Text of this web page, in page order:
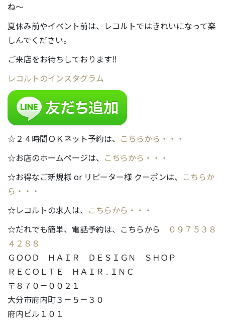
ね～
夏休み前やイベント前は、レコルトではきれいになって楽
しんでください。
ご来店をお待ちしております‼
レコルトのインスタグラム
☆２４時間ＯＫネット予約は、 こちらから・・・
☆お店のホームページは、 こちらから・・・
☆お得なご新規様 or リピーター様 クーポンは、 こちらか
ら・・・
☆レコルトの求人は、 こちらから・・・
☆だれでも簡単、電話予約は、こちらから
０９７５３８
４２８８
ＧＯＯＤ ＨＡＩＲ ＤＥＳＩＧＮ ＳＨＯＰ
ＲＥＣＯＬＴＥ ＨＡＩＲ . ＩＮＣ
〒８７０－００２１
大分市府内町３－５－３０
府内ビル１０１